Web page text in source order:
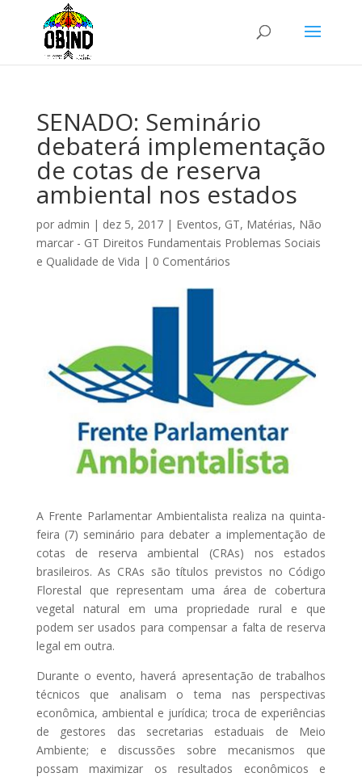
SENADO: Seminário
debaterá implementação
de cotas de reserva
ambiental nos estados
por admin | dez 5, 2017| Eventos, GT, Matérias, Não
marcar - GT Direitos Fundamentais Problemas Sociais
e Qualidade de Vida | 0 Comentários
A Frente ParlamentarAmbientalista realiza na quinta-
feira (7) seminário para debater a implementação de
cotas de reserva ambiental (CRAs) nos estados
brasileiros. As CRAs são títulos previstos no Código
Florestal que representam uma área de cobertura
vegetal natural em uma propriedade rural e que
podem ser usados para compensar a falta dereserva
legal em outra.
Durante o evento, haverá apresentação de trabalhos
técnicos que analisam o tema nas perspectivas
econômica, ambiental e jurídica; troca de experiências
de gestores das secretarias estaduais de Meio
Ambiente; e discussões sobre mecanismos que
possam maximizar os resultados econômicos e